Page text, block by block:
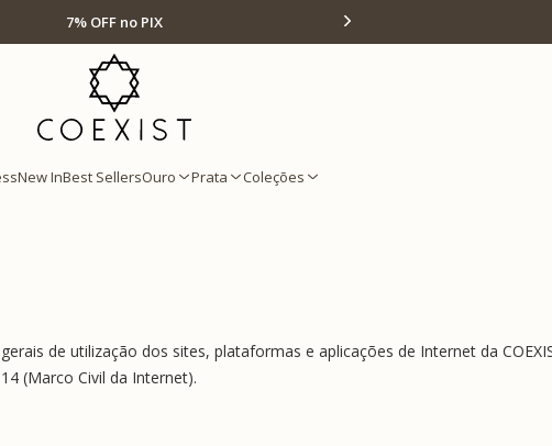
7% OFF no PIX
Ir para Home Prata
New InBest SellersOuro Prata Coleções
de utilização dos sites, plataformas e aplicações de Internet da
(Marco Civil da Internet).